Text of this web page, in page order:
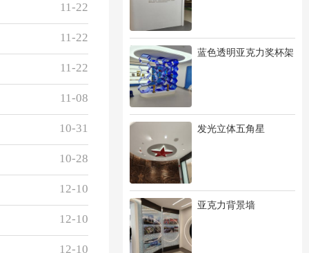
蓝色透明亚克力奖杯架
发光立体五角星
亚克力背景墙
11-22
11-22
11-22
11-08
10-31
10-28
12-10
12-10
12-10